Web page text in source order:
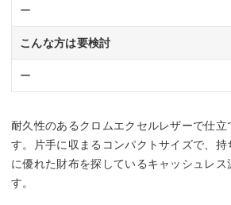
ー
こんな方は要検討
ー
耐久性のあるクロムエクセルレザーで仕
す。片手に収まるコンパクトサイズで、
に優れた財布を探しているキャッシュレ
す。